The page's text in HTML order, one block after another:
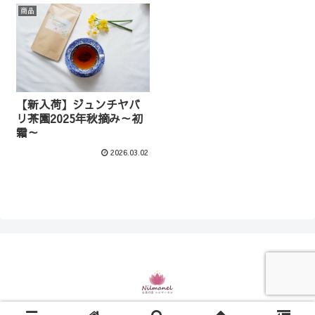
商品
【新入荷】ジュンチヤバ
リ茶園2025年秋摘み～初
霜～
2026.03.02